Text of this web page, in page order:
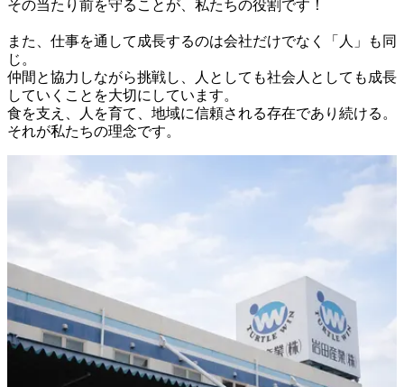
その当たり前を守ることが、私たちの役割です！
また、仕事を通して成長するのは会社だけでなく「人」も同
じ。
仲間と協力しながら挑戦し、人としても社会人としても成長
していくことを大切にしています。
食を支え、人を育て、地域に信頼される存在であり続ける。
それが私たちの理念です。